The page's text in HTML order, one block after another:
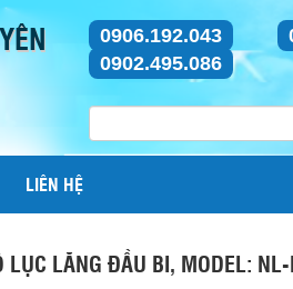
0906.192.043
0902.495.086
LIÊN HỆ
LỤC LĂNG ĐẦU BI, MODEL: